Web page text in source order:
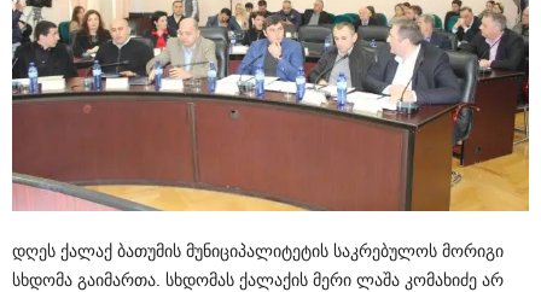
დღეს ქალაქ ბათუმის მუნიციპალიტეტის საკრებულოს მორიგი
სხდომა გაიმართა. სხდომას ქალაქის მერი ლაშა კომახიძე არ